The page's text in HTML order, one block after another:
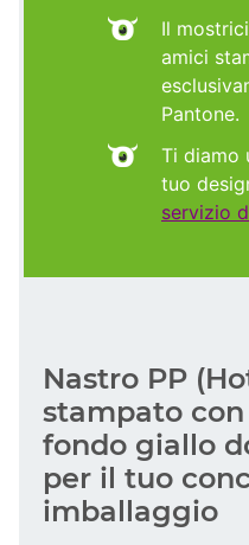
Il
amici
Pantone.
Ti diamo
tuo
servizio
Nastro PP
stampato
fondo giallo
per il tuo
imballaggio